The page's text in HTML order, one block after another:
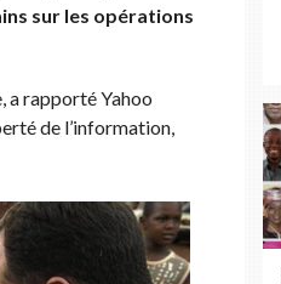
sur les opérations
a rapporté Yahoo
de l’information,